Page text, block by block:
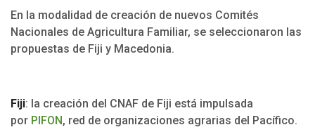
En la modalidad de creación de nuevos Comités
Nacionales de Agricultura Familiar, se seleccionaron las
propuestas de Fiji y Macedonia.
Fiji: la creación del CNAF de Fiji está impulsada
por PIFON, red de organizaciones agrarias del Pacífico.